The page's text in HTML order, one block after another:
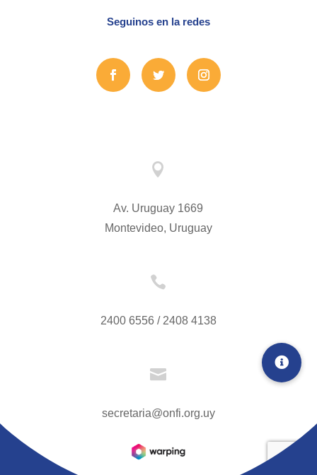
Seguinos en la redes

Av. Uruguay 1669
Montevideo, Uruguay

2400 6556 / 2408 4138

secretaria@onfi.org.uy